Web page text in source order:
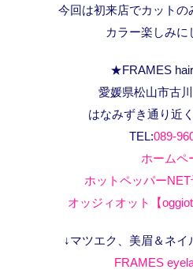
今回は初来店でカットの
カラー楽しみに
★FRAMES
愛媛県松山市古
はなみずき通り近
TEL:089-
ホームペ
ホットペッパー
オッジィオット【
↓マツエク、美眉＆ネイ
FRAMES